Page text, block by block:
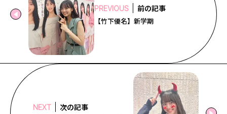
PREVIOUS 前の記事
【竹下優名】新学期
NEXT 次の記事